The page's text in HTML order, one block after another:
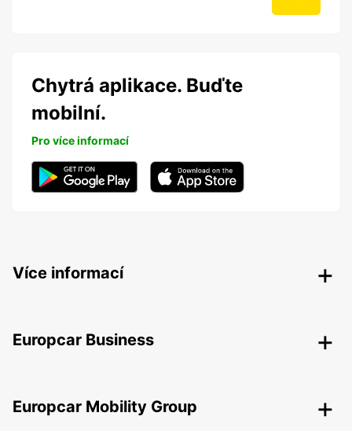
Chytrá aplikace. Buďte
mobilní.
Pro více informací
Více informací
Europcar Business
Europcar Mobility Group